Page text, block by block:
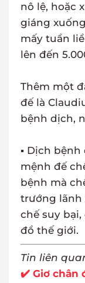
nô lệ, hoặc
giáng
mấy tuần
lên đến
Thêm một
đế là
bệnh dịch,
▪ Dịch
mệnh đế
bệnh mà
trướng lãnh
chế suy
đồ thế giới.
Tin liên
✔️ Giơ chân